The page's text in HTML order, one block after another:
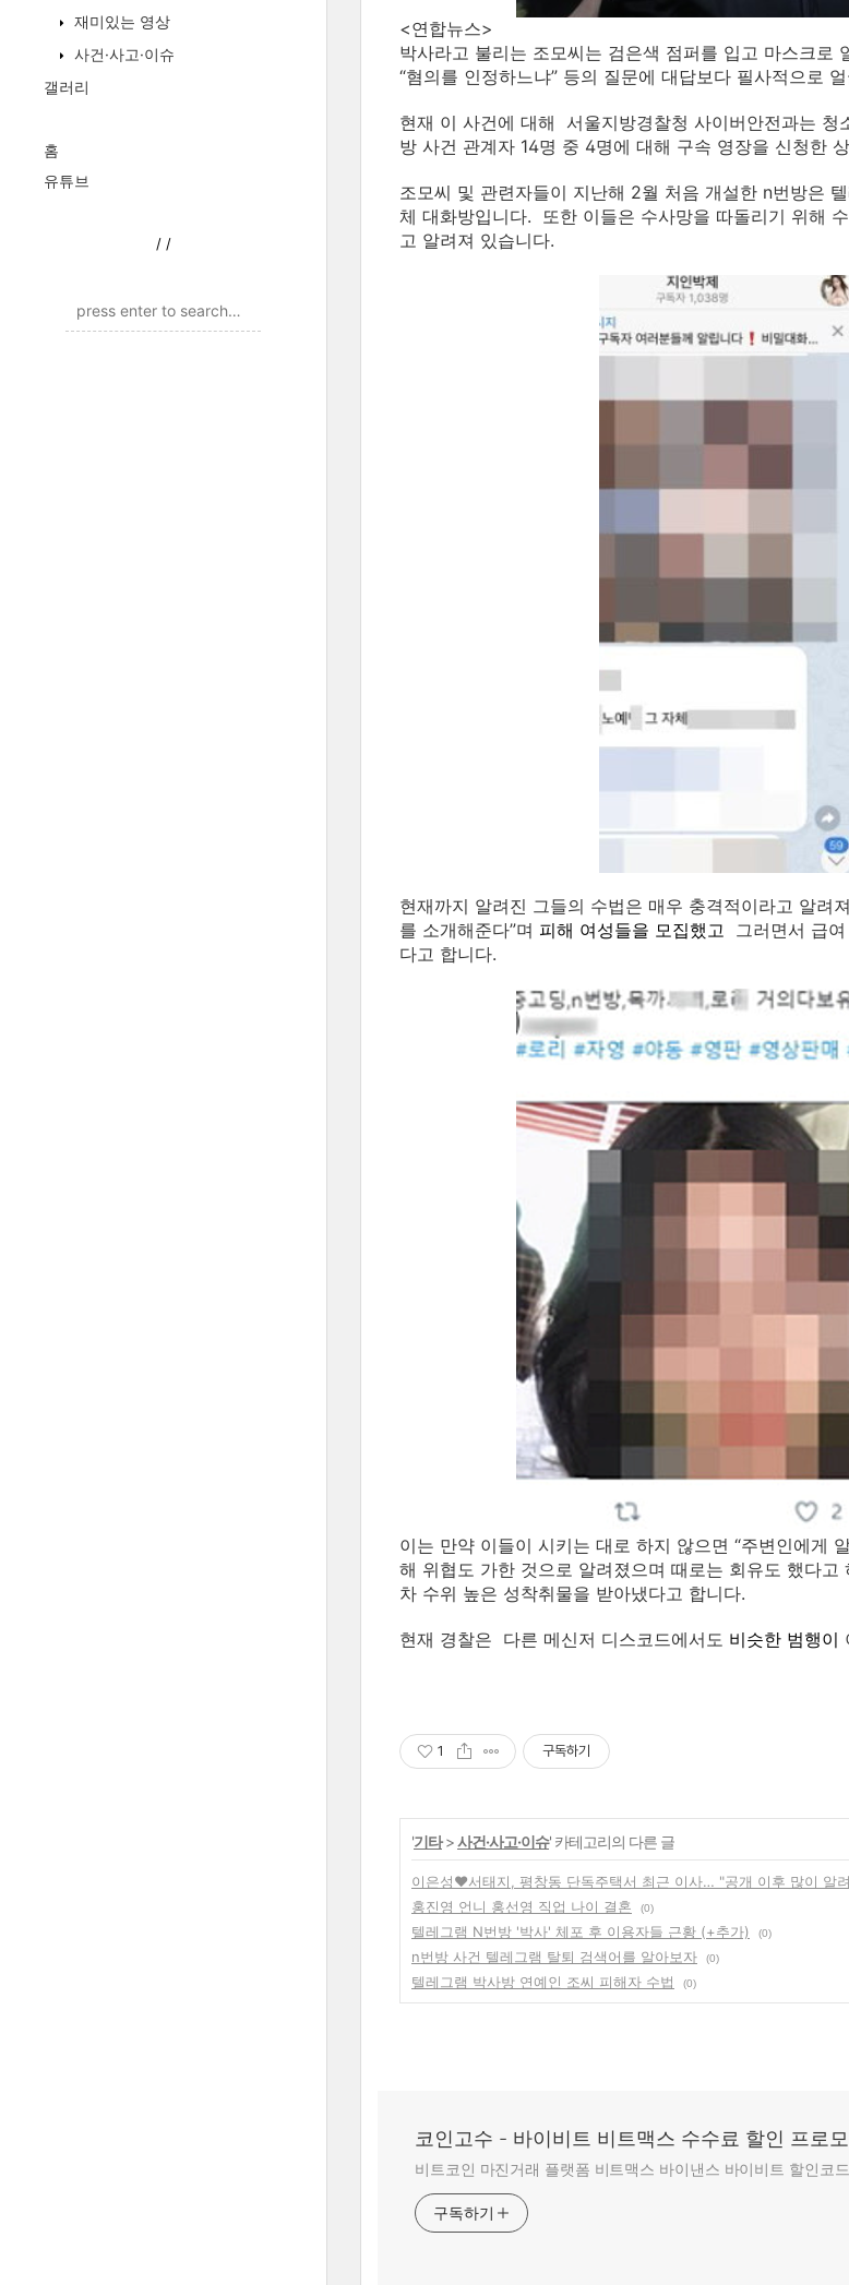
재미있는 영상
사건·사고·이슈
갤러리
홈
유튜브
/ /
<연합뉴스>
박사라고 불리는 조모씨는 검은색 점퍼를 입고 마스크로
“혐의를 인정하느냐” 등의 질문에 대답보다 필사적으로
현재 이 사건에 대해 서울지방경찰청 사이버안전과는 청
방 사건 관계자 14명 중 4명에 대해 구속 영장을 신청한
조모씨 및 관련자들이 지난해 2월 처음 개설한 n번방은
체 대화방입니다. 또한 이들은 수사망을 따돌리기 위해
고 알려져 있습니다.
현재까지 알려진 그들의 수법은 매우 충격적이라고 알려
를 소개해준다”며 피해 여성들을 모집했고 그러면서 급
다고 합니다.
이는 만약 이들이 시키는 대로 하지 않으면 “주변인에게
해 위협도 가한 것으로 알려졌으며 때로는 회유도 했다
차 수위 높은 성착취물을 받아냈다고 합니다.
현재 경찰은 다른 메신저 디스코드에서도 비슷한 범행이
1 구독하기
'기타>사건·사고·이슈' 카테고리의 다른 글
이은성♥서태지, 평창동 단독주택서 최근 이사… "공개 이후 많이 알
홍진영 언니 홍선영 직업 나이 결혼
(0)
텔레그램 N번방 '박사' 체포 후 이용자들 근황 (+추가)
(0)
n번방 사건 텔레그램 탈퇴 검색어를 알아보자
(0)
텔레그램 박사방 연예인 조씨 피해자 수법
(0)
코인고수 - 바이비트 비트맥스 수수료 할인 프로
비트코인 마진거래 플랫폼 비트맥스 바이낸스 바이비트 할인코
구독하기